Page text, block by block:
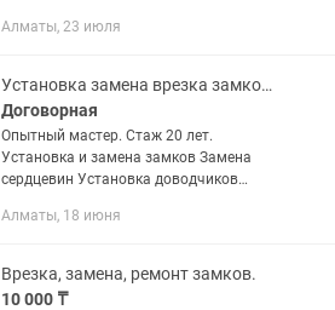
наличии имеются силовой кабель,
Алматы, 23 июля
Установка замена врезка замков. Вскрытие замков дверей сейфов авто
Договорная
Опытный мастер. Стаж 20 лет.
Установка и замена замков Замена
сердцевин Установка доводчиков
бронированных замков В наличии
Алматы, 18 июня
Врезка, замена, ремонт замков.
10 000 ₸